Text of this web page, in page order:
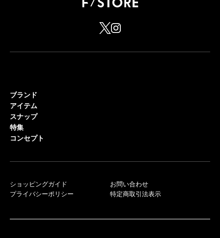
ブランド
アイテム
スナップ
特集
コンセプト
ショッピングガイド
プライバシーポリシー
お問い合わせ
特定商取引法表示